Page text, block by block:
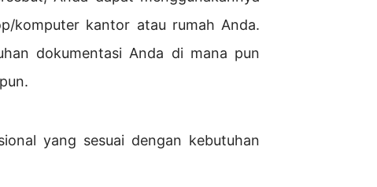
komputer kantor atau rumah Anda.
dokumentasi Anda di mana pun
yang sesuai dengan kebutuhan